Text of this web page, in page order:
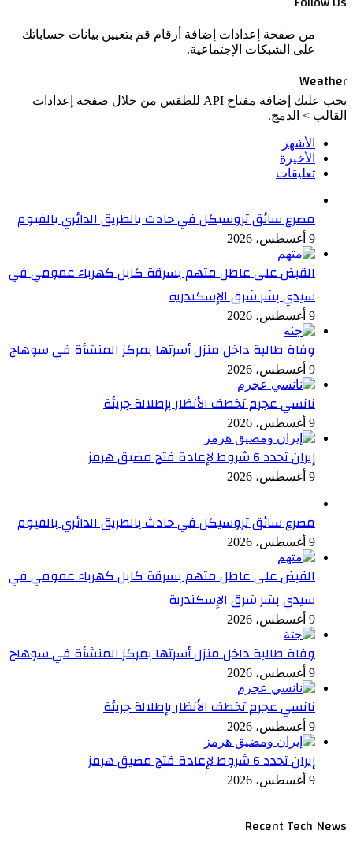
من صفحة إعدادات إضافة أرقام قم بتعيين بيانات حساباتك
على الشبكات الإجتماعية.
Weather
يجب عليك إضافة مفتاح API للطقس من خلال صفحة إعدادات
القالب > الدمج.
الأشهر
الأخيرة
تعليقات
مصرع سائق تروسيكل في حادث بالطريق الدائري بالفيوم
9 أغسطس، 2026
القبض على عاطل متهم بسرقة كابل كهرباء عمومي في
سيدي بشر شرق الإسكندرية
9 أغسطس، 2026
وفاة طالبة داخل منزل أسرتها بمركز المنشأة في سوهاج
9 أغسطس، 2026
نانسي عجرم تخطف الأنظار بإطلالة جريئة
9 أغسطس، 2026
إيران تحدد 6 شروط لإعادة فتح مضيق هرمز
9 أغسطس، 2026
مصرع سائق تروسيكل في حادث بالطريق الدائري بالفيوم
9 أغسطس، 2026
القبض على عاطل متهم بسرقة كابل كهرباء عمومي في
سيدي بشر شرق الإسكندرية
9 أغسطس، 2026
وفاة طالبة داخل منزل أسرتها بمركز المنشأة في سوهاج
9 أغسطس، 2026
نانسي عجرم تخطف الأنظار بإطلالة جريئة
9 أغسطس، 2026
إيران تحدد 6 شروط لإعادة فتح مضيق هرمز
9 أغسطس، 2026
Recent Tech News